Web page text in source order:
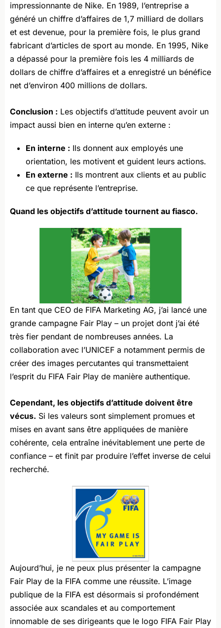
impressionnante de Nike. En 1989, l’entreprise a
généré un chiffre d’affaires de 1,7 milliard de dollars
et est devenue, pour la première fois, le plus grand
fabricant d’articles de sport au monde. En 1995, Nike
a dépassé pour la première fois les 4 milliards de
dollars de chiffre d’affaires et a enregistré un bénéfice
net d’environ 400 millions de dollars.
Conclusion : Les objectifs d’attitude peuvent avoir un
impact aussi bien en interne qu’en externe :
En interne : Ils donnent aux employés une
orientation, les motivent et guident leurs actions.
En externe : Ils montrent aux clients et au public
ce que représente l’entreprise.
Quand les objectifs d’attitude tournent au fiasco.
En tant que CEO de FIFA Marketing AG, j’ai lancé une
grande campagne Fair Play – un projet dont j’ai été
très fier pendant de nombreuses années. La
collaboration avec l’UNICEF a notamment permis de
créer des images percutantes qui transmettaient
l’esprit du FIFA Fair Play de manière authentique.
Cependant, les objectifs d’attitude doivent être
vécus. Si les valeurs sont simplement promues et
mises en avant sans être appliquées de manière
cohérente, cela entraîne inévitablement une perte de
confiance – et finit par produire l’effet inverse de celui
recherché.
Aujourd’hui, je ne peux plus présenter la campagne
Fair Play de la FIFA comme une réussite. L’image
publique de la FIFA est désormais si profondément
associée aux scandales et au comportement
innomable de ses dirigeants que le logo FIFA Fair Play